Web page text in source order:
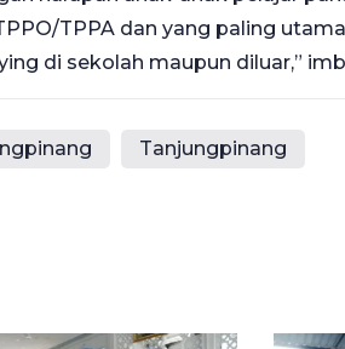
TPPA dan yang paling
di sekolah maupun diluar,”
Tanjungpinang